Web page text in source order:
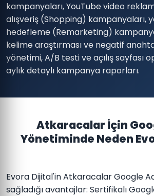
kampanyaları, YouTube video
alışveriş (Shopping) kampanyaları,
hedefleme (Remarketing)
kelime araştırması ve negatif
yönetimi, A/B testi ve açılış sayfası
aylık detaylı kampanya raporları.
Atkaracalar İçin
Yönetiminde Neden
Evora Dijital'in Atkaracalar Google
sağladığı avantajlar: Sertifikalı